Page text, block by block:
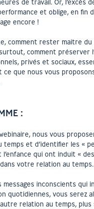
de travail. Or, l’excès
et oblige, en fin
encore !
comment rester maitre
comment préserver
privés et sociaux,
ce que nous vous
:
nous vous
temps et d’identifier les «
qui ont induit «
votre relation au temps.
messages inconscients qui
quotidiennes, vous serez
autre relation au temps, plus